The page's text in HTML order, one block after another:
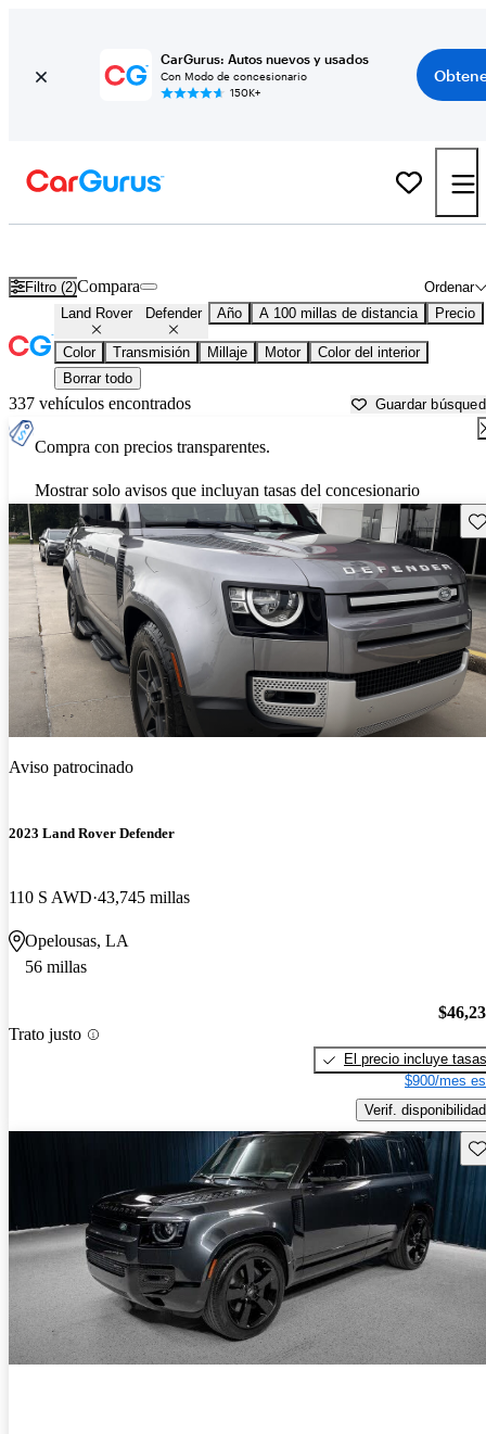
CarGurus: Autos nuevos y usados
Con Modo de concesionario
150K+
Filtro (2) Ordenar
Compara
Land Rover Defender Año A 100 millas de distancia Precio
Color Transmisión Millaje Motor
Color del interior
Borrar todo
337 vehículos encontrados Guardar
Compra con precios transparentes.
Mostrar solo avisos que incluyan tasas del concesionario
Aviso patrocinado
2023 Land Rover Defender
110 S AWD 43,745 millas
Opelousas, LA
56 millas
Trato justo
El precio incluye tasas
$900/mes
Verif. disponibilidad